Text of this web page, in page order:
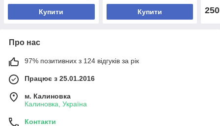
Купити Купити 250
Про нас
97% позитивних з 124 відгуків за рік
Працює з 25.01.2016
м. Калиновка
Калиновка, Україна
Контакти